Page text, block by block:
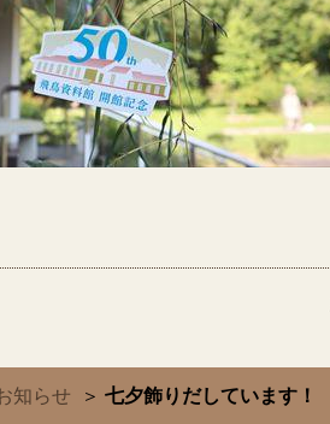
知らせ 七夕飾りだしています！